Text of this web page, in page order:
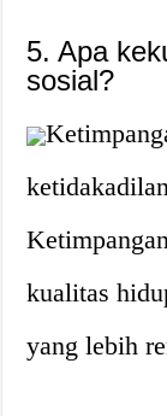
5. Apa
sosial?
kualitas
yang lebih